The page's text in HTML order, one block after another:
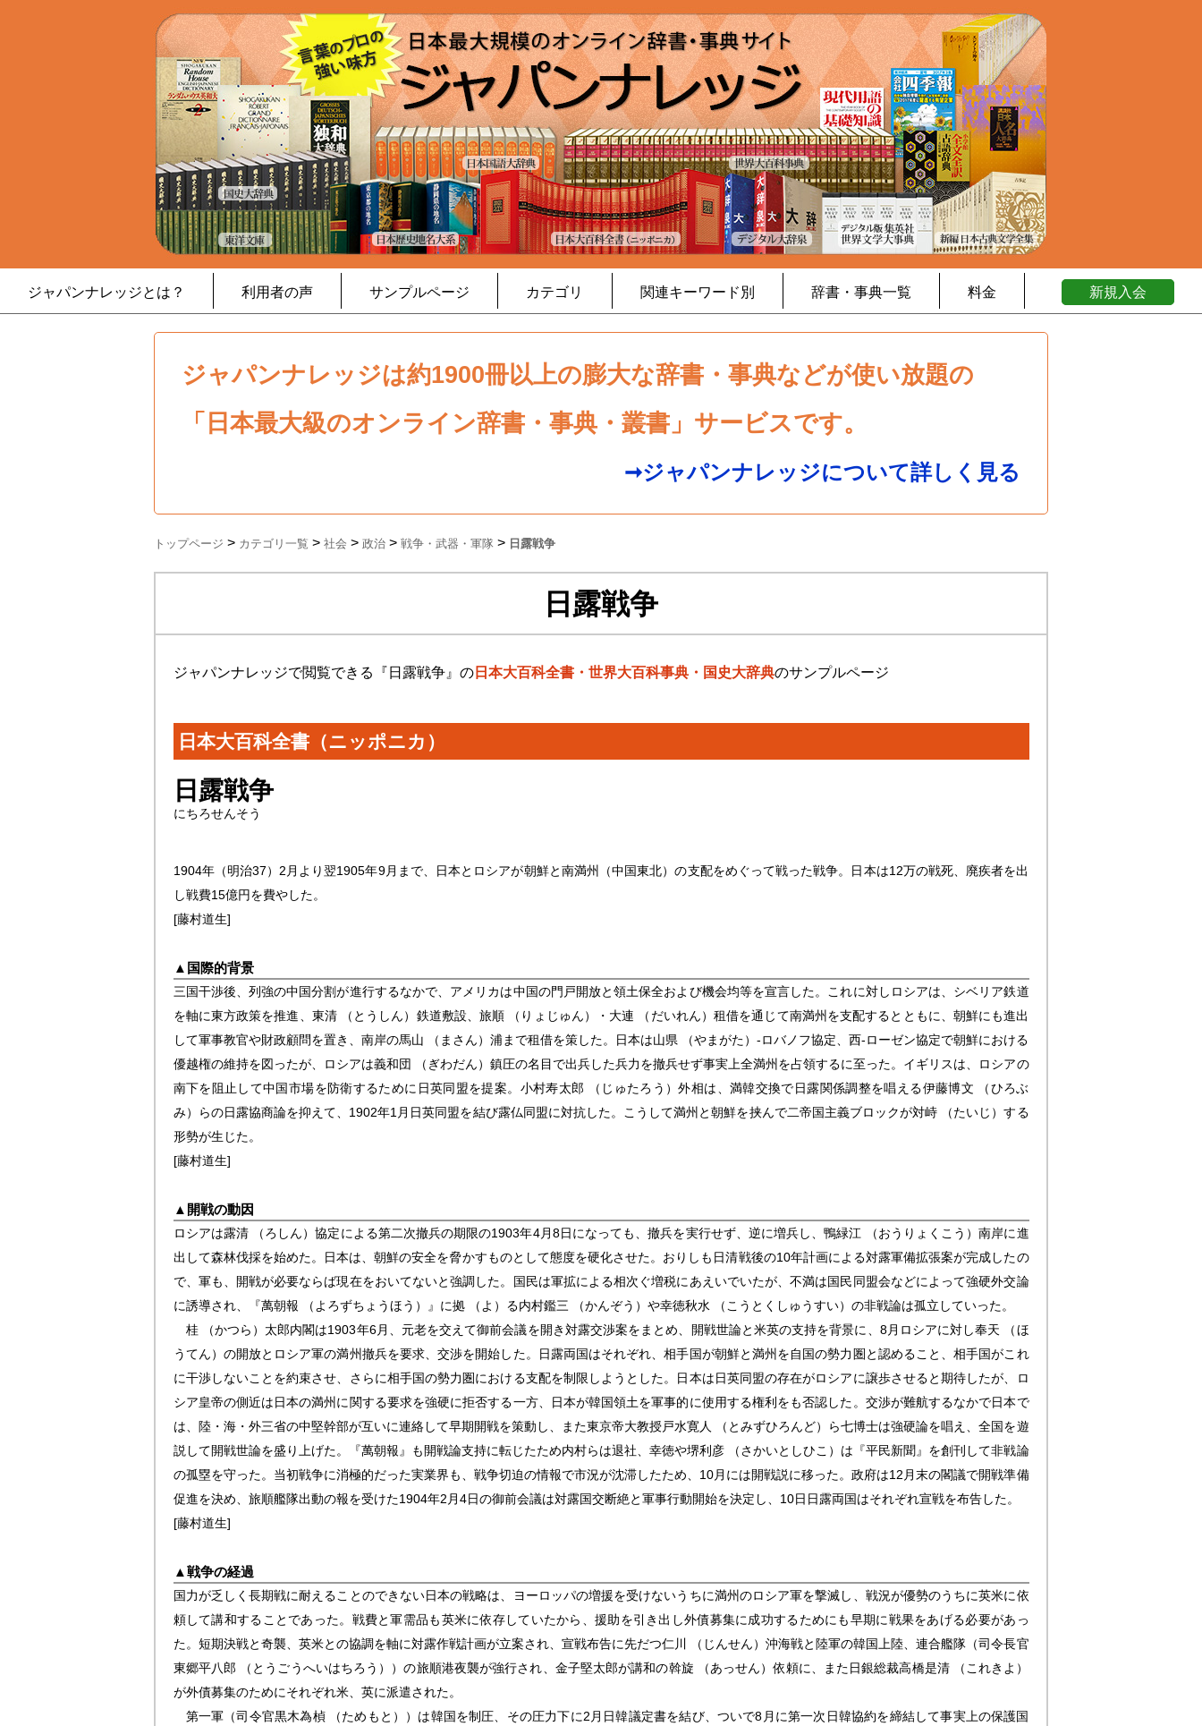
ジャパンナレッジとは？ 利用者の声 サンプルページ カテゴリ 関連キーワード別 辞書・事典一覧 料金 新規入会
ジャパンナレッジは約1900冊以上の膨大な辞書・事典などが使い放題の
「日本最大級のオンライン辞書・事典・叢書」サービスです。
➞ジャパンナレッジについて詳しく見る
トップページ > カテゴリ一覧 > 社会 > 政治 > 戦争・武器・軍隊 > 日露戦争
日露戦争
ジャパンナレッジで閲覧できる『日露戦争』の日本大百科全書・世界大百科事典・国史大辞典のサンプルページ
日本大百科全書（ニッポニカ）
日露戦争
にちろせんそう
1904年（明治37）2月より翌1905年9月まで、日本とロシアが朝鮮と南満州（中国東北）の支配をめぐって戦った戦争。日本は12万の戦死、廃疾者を出
し戦費15億円を費やした。
[藤村道生]
▲ 国際的背景
三国干渉後、列強の中国分割が進行するなかで、アメリカは中国の門戸開放と領土保全および機会均等を宣言した。これに対しロシアは、シベリア鉄道
を軸に東方政策を推進、東清 （とうしん）鉄道敷設、旅順 （りょじゅん）・大連 （だいれん）租借を通じて南満州を支配するとともに、朝鮮にも進出
して軍事教官や財政顧問を置き、南岸の馬山 （まさん）浦まで租借を策した。日本は山県 （やまがた）‐ロバノフ協定、西‐ローゼン協定で朝鮮における
優越権の維持を図ったが、ロシアは義和団 （ぎわだん）鎮圧の名目で出兵した兵力を撤兵せず事実上全満州を占領するに至った。イギリスは、ロシアの
南下を阻止して中国市場を防衛するために日英同盟を提案。小村寿太郎 （じゅたろう）外相は、満韓交換で日露関係調整を唱える伊藤博文 （ひろぶ
み）らの日露協商論を抑えて、1902年1月日英同盟を結び露仏同盟に対抗した。こうして満州と朝鮮を挟んで二帝国主義ブロックが対峙 （たいじ）する
形勢が生じた。
[藤村道生]
▲ 開戦の動因
ロシアは露清 （ろしん）協定による第二次撤兵の期限の1903年4月8日になっても、撤兵を実行せず、逆に増兵し、鴨緑江 （おうりょくこう）南岸に進
出して森林伐採を始めた。日本は、朝鮮の安全を脅かすものとして態度を硬化させた。おりしも日清戦後の10年計画による対露軍備拡張案が完成したの
で、軍も、開戦が必要ならば現在をおいてないと強調した。国民は軍拡による相次ぐ増税にあえいでいたが、不満は国民同盟会などによって強硬外交論
に誘導され、『萬朝報 （よろずちょうほう）』に拠 （よ）る内村鑑三 （かんぞう）や幸徳秋水 （こうとくしゅうすい）の非戦論は孤立していった。
桂 （かつら）太郎内閣は1903年6月、元老を交えて御前会議を開き対露交渉案をまとめ、開戦世論と米英の支持を背景に、8月ロシアに対し奉天 （ほ
うてん）の開放とロシア軍の満州撤兵を要求、交渉を開始した。日露両国はそれぞれ、相手国が朝鮮と満州を自国の勢力圏と認めること、相手国がこれ
に干渉しないことを約束させ、さらに相手国の勢力圏における支配を制限しようとした。日本は日英同盟の存在がロシアに譲歩させると期待したが、ロ
シア皇帝の側近は日本の満州に関する要求を強硬に拒否する一方、日本が韓国領土を軍事的に使用する権利をも否認した。交渉が難航するなかで日本で
は、陸・海・外三省の中堅幹部が互いに連絡して早期開戦を策動し、また東京帝大教授戸水寛人 （とみずひろんど）ら七博士は強硬論を唱え、全国を遊
説して開戦世論を盛り上げた。『萬朝報』も開戦論支持に転じたため内村らは退社、幸徳や堺利彦 （さかいとしひこ）は『平民新聞』を創刊して非戦論
の孤塁を守った。当初戦争に消極的だった実業界も、戦争切迫の情報で市況が沈滞したため、10月には開戦説に移った。政府は12月末の閣議で開戦準備
促進を決め、旅順艦隊出動の報を受けた1904年2月4日の御前会議は対露国交断絶と軍事行動開始を決定し、10日日露両国はそれぞれ宣戦を布告した。
[藤村道生]
▲戦争の経過
国力が乏しく長期戦に耐えることのできない日本の戦略は、ヨーロッパの増援を受けないうちに満州のロシア軍を撃滅し、戦況が優勢のうちに英米に依
頼して講和することであった。戦費と軍需品も英米に依存していたから、援助を引き出し外債募集に成功するためにも早期に戦果をあげる必要があっ
た。短期決戦と奇襲、英米との協調を軸に対露作戦計画が立案され、宣戦布告に先だつ仁川 （じんせん）沖海戦と陸軍の韓国上陸、連合艦隊（司令長官
東郷平八郎 （とうごうへいはちろう））の旅順港夜襲が強行され、金子堅太郎が講和の斡旋 （あっせん）依頼に、また日銀総裁高橋是清 （これきよ）
が外債募集のためにそれぞれ米、英に派遣された。
第一軍（司令官黒木為楨 （ためもと））は韓国を制圧、その圧力下に2月日韓議定書を結び、ついで8月に第一次日韓協約を締結して事実上の保護国